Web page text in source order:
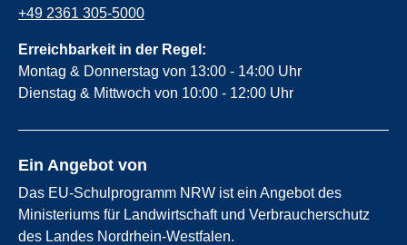
+49 2361 305-5000
Erreichbarkeit in der Regel:
Montag & Donnerstag von 13:00 - 14:00 Uhr
Dienstag & Mittwoch von 10:00 - 12:00 Uhr
Ein Angebot von
Das EU-Schulprogramm NRW ist ein Angebot des
Ministeriums für Landwirtschaft und Verbraucherschutz
des Landes Nordrhein-Westfalen.